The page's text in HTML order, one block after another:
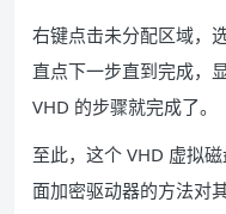
右键点击未分配区域，
直点下一步直到完成，
VHD 的步骤就完成了。
至此，这个 VHD 虚拟
面加密驱动器的方法对